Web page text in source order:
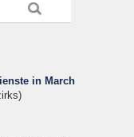
in March